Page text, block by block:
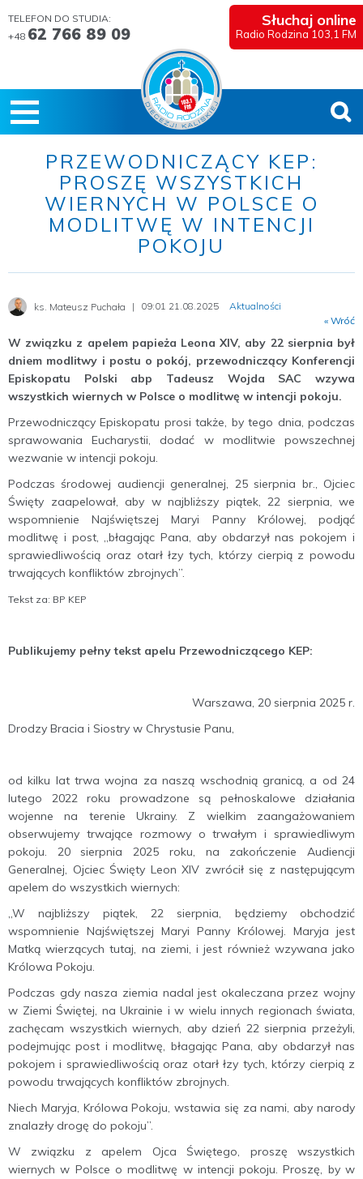
TELEFON DO STUDIA:
+48 62 766 89 09
Słuchaj online
Radio Rodzina 103,1 FM
PRZEWODNICZĄCY KEP:
PROSZĘ WSZYSTKICH
WIERNYCH W POLSCE O
MODLITWĘ W INTENCJI
POKOJU
ks. Mateusz Puchała 09:01 21.08.2025
Aktualności
« Wróć
W związku z apelem papieża Leona XIV, aby 22 sierpnia był
dniem modlitwy i postu o pokój, przewodniczący Konferencji
Episkopatu Polski abp Tadeusz Wojda SAC wzywa
wszystkich wiernych w Polsce o modlitwę w intencji pokoju.
Przewodniczący Episkopatu prosi także, by tego dnia, podczas
sprawowania Eucharystii, dodać w modlitwie powszechnej
wezwanie w intencji pokoju.
Podczas środowej audiencji generalnej, 25 sierpnia br., Ojciec
Święty zaapelował, aby w najbliższy piątek, 22 sierpnia, we
wspomnienie Najświętszej Maryi Panny Królowej, podjąć
modlitwę i post, „błagając Pana, aby obdarzył nas pokojem i
sprawiedliwością oraz otarł łzy tych, którzy cierpią z powodu
trwających konfliktów zbrojnych”.
Tekst za: BP KEP
Publikujemy pełny tekst apelu Przewodniczącego KEP:
Warszawa, 20 sierpnia 2025 r.
Drodzy Bracia i Siostry w Chrystusie Panu,
od kilku lat trwa wojna za naszą wschodnią granicą, a od 24
lutego 2022 roku prowadzone są pełnoskalowe działania
wojenne na terenie Ukrainy. Z wielkim zaangażowaniem
obserwujemy trwające rozmowy o trwałym i sprawiedliwym
pokoju. 20 sierpnia 2025 roku, na zakończenie Audiencji
Generalnej, Ojciec Święty Leon XIV zwrócił się z następującym
apelem do wszystkich wiernych:
„W najbliższy piątek, 22 sierpnia, będziemy obchodzić
wspomnienie Najświętszej Maryi Panny Królowej. Maryja jest
Matką wierzących tutaj, na ziemi, i jest również wzywana jako
Królowa Pokoju.
Podczas gdy nasza ziemia nadal jest okaleczana przez wojny
w Ziemi Świętej, na Ukrainie i w wielu innych regionach świata,
zachęcam wszystkich wiernych, aby dzień 22 sierpnia przeżyli,
podejmując post i modlitwę, błagając Pana, aby obdarzył nas
pokojem i sprawiedliwością oraz otarł łzy tych, którzy cierpią z
powodu trwających konfliktów zbrojnych.
Niech Maryja, Królowa Pokoju, wstawia się za nami, aby narody
znalazły drogę do pokoju”.
W związku z apelem Ojca Świętego, proszę wszystkich
wiernych w Polsce o modlitwę w intencji pokoju. Proszę, by w